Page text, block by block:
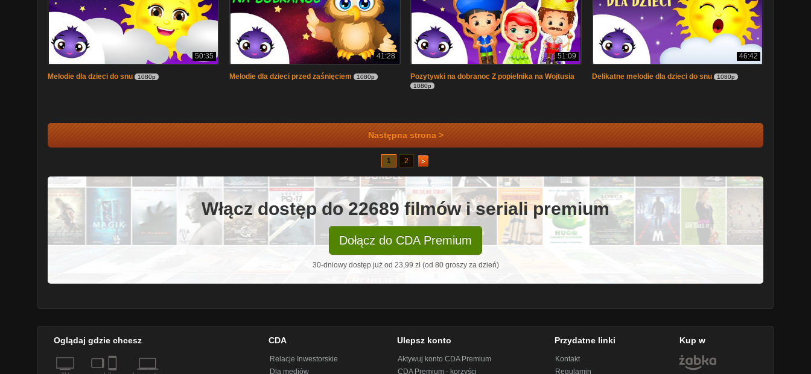
50:35
Melodie dla dzieci do snu 1080p
41:28
Melodie dla dzieci przed zaśnięciem 1080p
51:09
Pozytywki na dobranoc Z popielnika na Wojtusia
1080p
46:42
Delikatne melodie dla dzieci do snu 1080p
Następna strona >
1 2
Włącz dostęp do 22689 filmów i seriali premium
Dołącz do CDA Premium
30-dniowy dostęp już od 23,99 zł (od 80 groszy za dzień)
Oglądaj gdzie chcesz CDA
Relacje Inwestorskie
Dla mediów
Ulepsz konto
Aktywuj konto CDA Premium
CDA Premium - korzyści
Przydatne linki
Kontakt
Regulamin
Kup w